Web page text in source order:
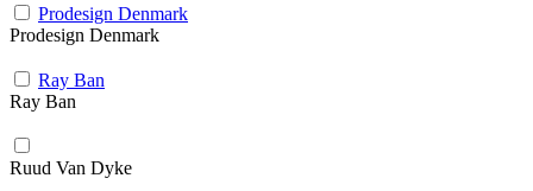
Prodesign Denmark
Prodesign Denmark
Ray Ban
Ray Ban
Ruud Van Dyke